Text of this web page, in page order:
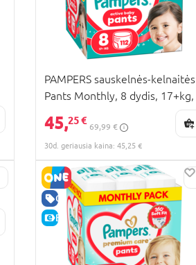
PAMPERS sauskelnės-kelnaitės
Pants Monthly, 8 dydis, 17+kg,
45,25 €
69,99 €
30d. geriausia kaina: 45,25 €
GERA KAINA
E-KAINA